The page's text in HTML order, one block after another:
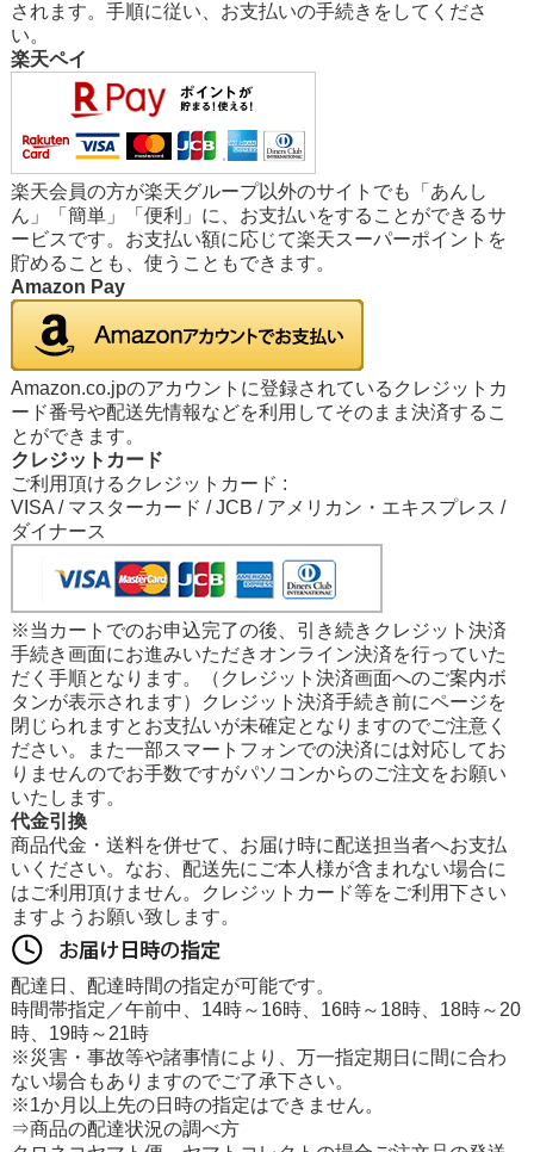
されます。手順に従い、お支払いの手続きをしてくださ
い。
楽天ペイ
楽天会員の方が楽天グループ以外のサイトでも「あんし
ん」「簡単」「便利」に、お支払いをすることができるサ
ービスです。お支払い額に応じて楽天スーパーポイントを
貯めることも、使うこともできます。
Amazon Pay
Amazon.co.jpのアカウントに登録されているクレジットカ
ード番号や配送先情報などを利用してそのまま決済するこ
とができます。
クレジットカード
ご利用頂けるクレジットカード :
VISA / マスターカード / JCB / アメリカン・エキスプレス /
ダイナース
※当カートでのお申込完了の後、引き続きクレジット決済
手続き画面にお進みいただきオンライン決済を行っていた
だく手順となります。（クレジット決済画面へのご案内ボ
タンが表示されます）クレジット決済手続き前にページを
閉じられますとお支払いが未確定となりますのでご注意く
ださい。また一部スマートフォンでの決済には対応してお
りませんのでお手数ですがパソコンからのご注文をお願い
いたします。
代金引換
商品代金・送料を併せて、お届け時に配送担当者へお支払
いください。なお、配送先にご本人様が含まれない場合に
はご利用頂けません。クレジットカード等をご利用下さい
ますようお願い致します。
配達日、配達時間の指定が可能です。
時間帯指定／午前中、14時～16時、16時～18時、18時～20
時、19時～21時
※災害・事故等や諸事情により、万一指定期日に間に合わ
ない場合もありますのでご了承下さい。
※1か月以上先の日時の指定はできません。
⇒商品の配達状況の調べ方